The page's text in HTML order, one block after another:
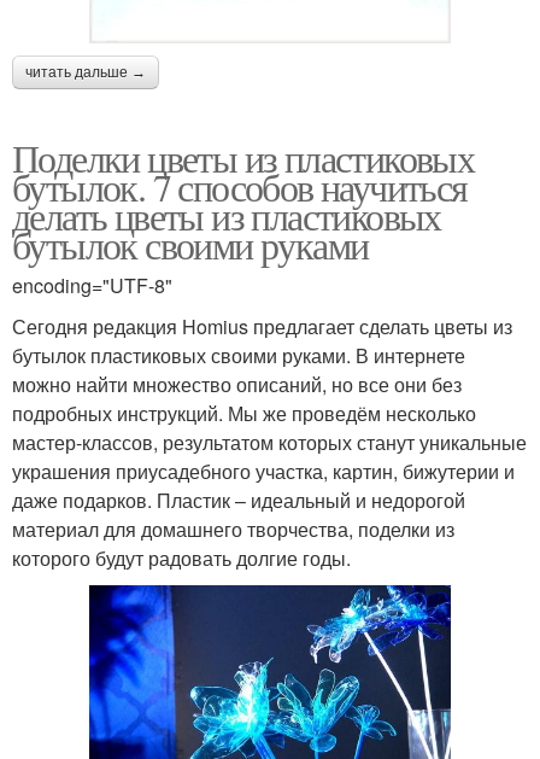
читать дальше →
Поделки цветы из пластиковых
бутылок. 7 способов научиться
делать цветы из пластиковых
бутылок своими руками
encoding="UTF-8"
Сегодня редакция Homius предлагает сделать цветы из
бутылок пластиковых своими руками. В интернете
можно найти множество описаний, но все они без
подробных инструкций. Мы же проведём несколько
мастер-классов, результатом которых станут уникальные
украшения приусадебного участка, картин, бижутерии и
даже подарков. Пластик – идеальный и недорогой
материал для домашнего творчества, поделки из
которого будут радовать долгие годы.